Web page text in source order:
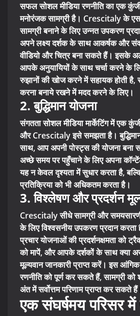
सफल सोशल मीडिया रणनीति का एक
मनोरंजक सामग्री है। Crescitaly के
सामग्री बनाने के लिए उन्नत उपकरण
अपने लक्ष्य दर्शक के साथ आकर्षक और
वीडियो और चित्र बना सकते हैं। इसके
आपके अनुयायियों के साथ चर्चा करने के
रुझानों की खोज करने में सहायक होती है,
करना बनाये रखने में मदद करने के लिए।
2. बुद्धिमान योजना
संगतता सोशल मीडिया मार्केटिंग में एक
और Crescitaly इसे समझता है।
साथ, आप अपनी पोस्ट्स की योजना
अच्छे समय पर पहुँचाने के लिए अपना
यह न केवल दृश्यता में सुधार करता है,
प्रतिक्रिया को भी अधिकतम करता है।
3. विश्लेषण और प्रदर्शन
Crescitaly सीधे सामग्री और
के लिए विश्वसनीय उपकरण प्रदान करता
प्रचार योजनाओं की प्रदर्शनक्षमता को
को मापें, और आपके दर्शकों के साथ क्या
मूल्यवान जानकारी प्राप्त करें। इस
रणनीति को पूर्ण कर सकते हैं, सामग्री को
अंत में सर्वोत्तम परिणाम प्राप्त कर सकते
एक संघर्षमय परिसर में